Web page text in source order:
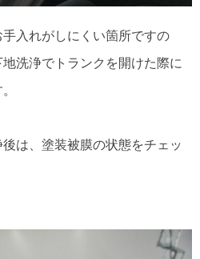
入れがしにくい箇所ですの
洗浄でトランクを開けた際に
は、塗装被膜の状態をチェッ